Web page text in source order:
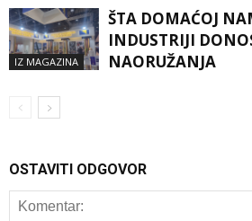
IZ MAGAZINA
ŠTA DOMAĆOJ
INDUSTRIJI
NAORUŽANJA
OSTAVITI ODGOVOR